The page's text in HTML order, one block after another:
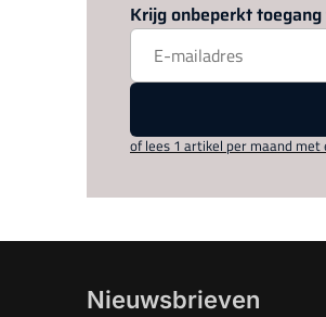
Krijg onbeperkt
of lees 1 artikel per maand met
Nieuwsbrieven